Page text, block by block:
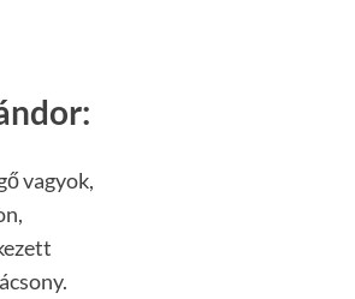
vagyok,